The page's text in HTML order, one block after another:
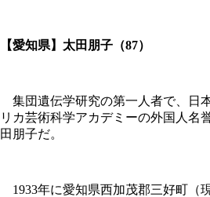
【愛知県】太田朋子（87）
集団遺伝学研究の第一人者で、日
リカ芸術科学アカデミーの外国人名
田朋子だ。
1933年に愛知県西加茂郡三好町（